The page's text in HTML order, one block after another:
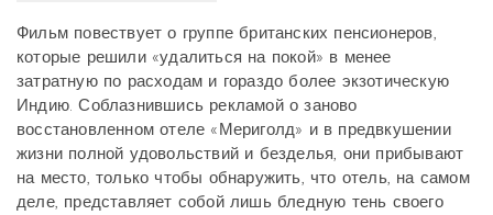
Фильм повествует о группе британских пенсионеров,
которые решили «удалиться на покой» в менее
затратную по расходам и гораздо более экзотическую
Индию. Соблазнившись рекламой о заново
восстановленном отеле «Мериголд» и в предвкушении
жизни полной удовольствий и безделья, они прибывают
на место, только чтобы обнаружить, что отель, на самом
деле, представляет собой лишь бледную тень своего